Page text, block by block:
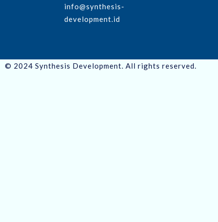
info@synthesis-
development.id
© 2024 Synthesis Development. All rights reserved.